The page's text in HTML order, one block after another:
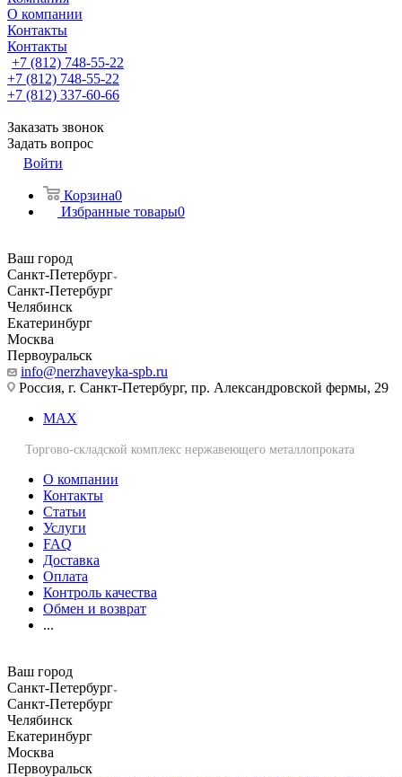
О компании
Контакты
Контакты
+7 (812) 748-55-22
+7 (812) 748-55-22
+7 (812) 337-60-66
Заказать звонок
Задать вопрос
Войти
Корзина0
Избранные товары0
Ваш город
Санкт-Петербург
Санкт-Петербург
Челябинск
Екатеринбург
Москва
Первоуральск
info@nerzhaveyka-spb.ru
Россия, г. Санкт-Петербург, пр. Александровской фермы, 29
MAX
Торгово-складской комплекс нержавеющего металлопроката
О компании
Контакты
Статьи
Услуги
FAQ
Доставка
Оплата
Контроль качества
Обмен и возврат
...
Ваш город
Санкт-Петербург
Санкт-Петербург
Челябинск
Екатеринбург
Москва
Первоуральск